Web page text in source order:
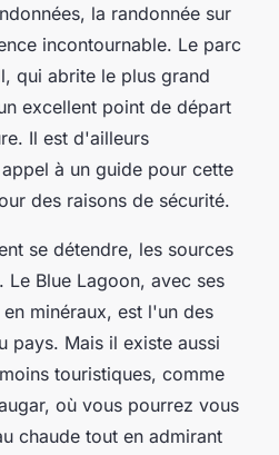
la randonnée sur
incontournable. Le parc
qui abrite le plus grand
excellent point de départ
Il est d'ailleurs
à un guide pour cette
des raisons de sécurité.
se détendre, les sources
Le Blue Lagoon, avec ses
minéraux, est l'un des
pays. Mais il existe aussi
touristiques, comme
où vous pourrez vous
chaude tout en admirant